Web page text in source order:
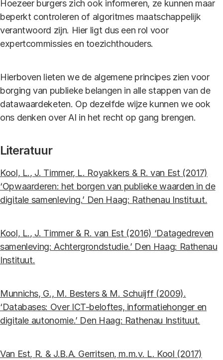
Hoezeer burgers zich ook informeren, ze kunnen maar
beperkt controleren of algoritmes maatschappelijk
verantwoord zijn. Hier ligt dus een rol voor
expertcommissies en toezichthouders.
Hierboven lieten we de algemene principes zien voor
borging van publieke belangen in alle stappen van de
datawaardeketen. Op dezelfde wijze kunnen we ook
ons denken over AI in het recht op gang brengen.
Literatuur
Kool, L., J. Timmer, L. Royakkers & R. van Est (2017)
‘Opwaarderen: het borgen van publieke waarden in de
digitale samenleving.’ Den Haag: Rathenau Instituut.
Kool, L., J. Timmer & R. van Est (2016) ‘Datagedreven
samenleving: Achtergrondstudie.’ Den Haag: Rathenau
Instituut.
Munnichs, G., M. Besters & M. Schuijff (2009).
‘Databases: Over ICT-beloftes, informatiehonger en
digitale autonomie.’ Den Haag: Rathenau Instituut.
Van Est, R. & J.B.A. Gerritsen, m.m.v. L. Kool (2017)